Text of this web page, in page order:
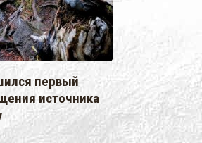
первый
источника